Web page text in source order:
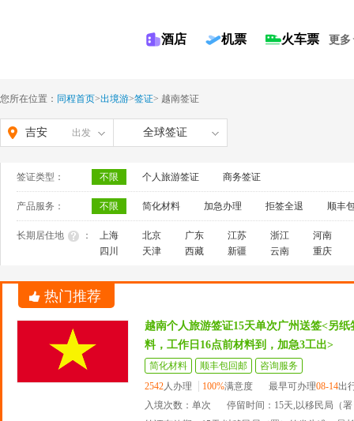
酒店 机票 火车票 更多
您所在位置： 同程首页>出境游>签证> 越南签证
吉安 出发 全球签证
签证类型： 不限 个人旅游签证 商务签证
产品服务： 不限 简化材料 加急办理 拒签全退 顺丰
长期居住地 ： 上海 北京 广东 江苏 浙江
河南
四川
天津 西藏 新疆 云南 重庆
热门推荐
越南个人旅游签证15天单次广州送签<另
料，工作日16点前材料到，加急3工出>
简化材料 顺丰包回邮
咨询服务
2542人办理 100%满意度 最早可办理08-14出
入境次数：单次
停留时间：15天,以移民局（